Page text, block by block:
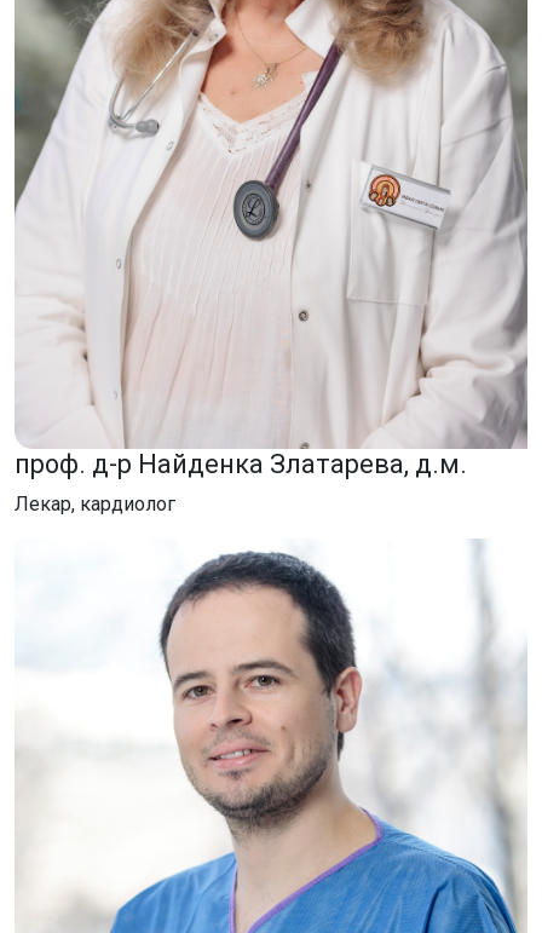
проф. д-р Найденка Златарева, д.м.
Лекар, кардиолог